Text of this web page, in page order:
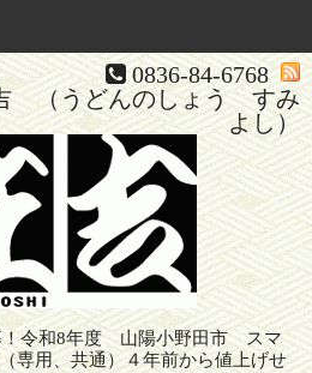
0836-84-6768
（うどんのしょう すみ
よし）
！令和8年度 山陽小野田市 スマ
専用、共通）４年前から値上げせ